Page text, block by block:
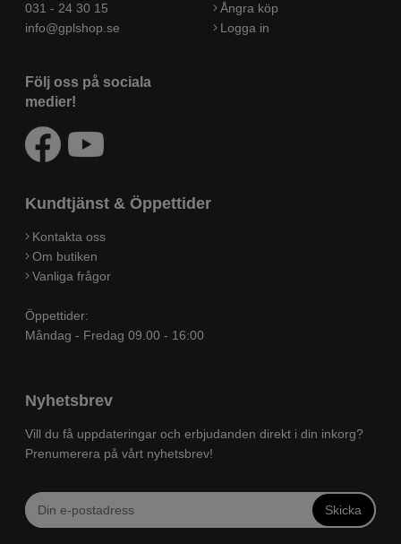
031 - 24 30 15
info@gplshop.se
Följ oss på sociala
medier!
Ångra köp
Logga in
Kundtjänst & Öppettider
Kontakta oss
Om butiken
Vanliga frågor
Öppettider:
Måndag - Fredag 09.00 - 16:00
Nyhetsbrev
Vill du få uppdateringar och erbjudanden direkt i din inkorg?
Prenumerera på vårt nyhetsbrev!
Skicka